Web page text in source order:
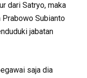
dari Satryo, maka
Subianto
jabatan
saja dia